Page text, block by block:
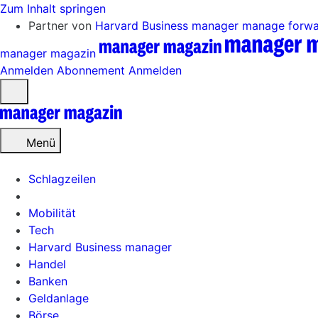
Zum Inhalt springen
Partner von Harvard Business manager manage
manager magazin
Anmelden Abonnement Anmelden
öffnen
Menü
Schlagzeilen
Mobilität
Tech
Harvard Business manager
Handel
Banken
Geldanlage
Börse